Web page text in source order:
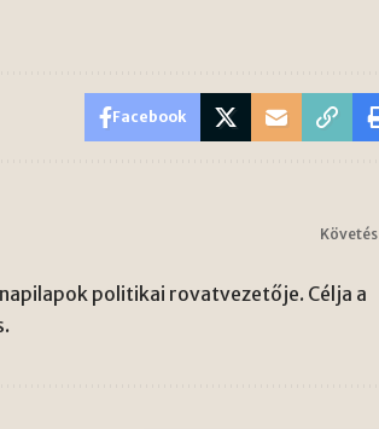
Facebook
Követés
politikai rovatvezetője. Célja a